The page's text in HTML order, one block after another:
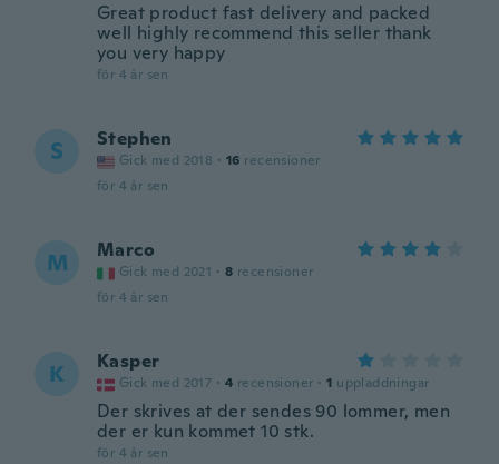
Great product fast delivery and packed
well highly recommend this seller thank
you very happy
för 4 år sen
S Stephen
Gick med 2018 · 16 recensioner
för 4 år sen
M Marco
Gick med 2021 · 8 recensioner
för 4 år sen
K Kasper
Gick med 2017 · 4 recensioner · 1 uppladdningar
Der skrives at der sendes 90 lommer, men
der er kun kommet 10 stk.
för 4 år sen